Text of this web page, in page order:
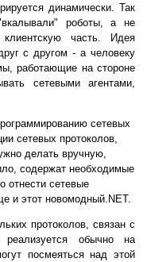
динамически. Так
роботы, а не
клиентскую часть. Идея
с другом - а человеку
работающие на стороне
сетевыми агентами,
сетевых
сетевых протоколов,
делать вручную,
содержат необходимые
отнести сетевые
и этот новомодный.NET.
протоколов, связан с
обычно на
посмеяться над этой